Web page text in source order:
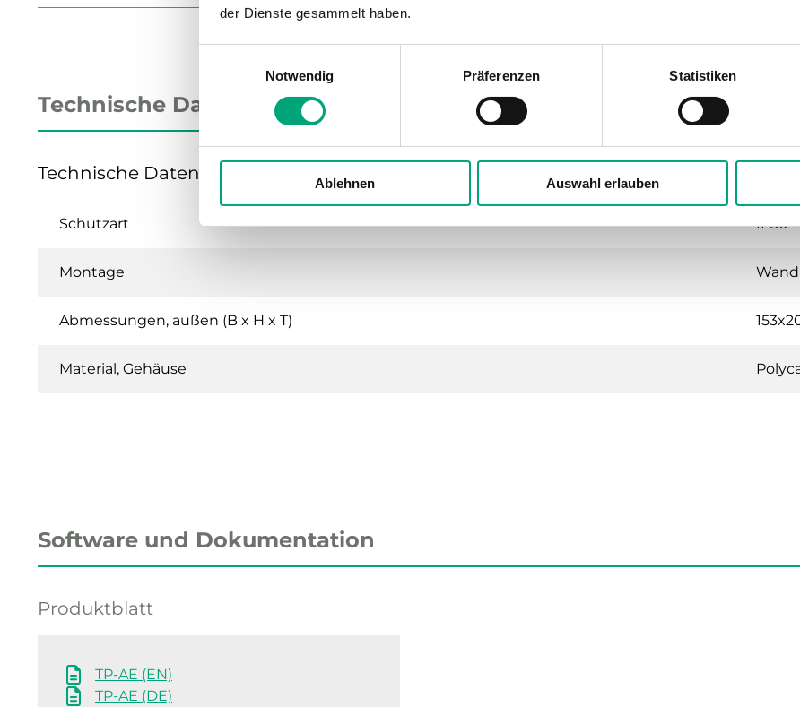
der Dienste gesammelt haben.
Notwendig
Präferenzen Statistiken
Ablehnen Auswahl erlauben
Technische Daten
Technische Daten für TP-AE – Grundplatte für Wandmontage und
Schutzart IP30
Montage Wand
Abmessungen, außen (B x H x T)
Material, Gehäuse
Software und Dokumentation
Produktblatt
TP-AE (EN)
TP-AE (DE)